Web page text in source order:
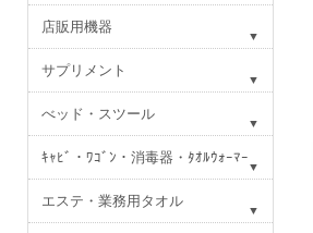
店販用機器
サプリメント
べッド・スツール
ｷｬﾋﾞ・ﾜｺﾞﾝ・消毒器・ﾀｵﾙｳｫｰﾏｰ
エステ・業務用タオル